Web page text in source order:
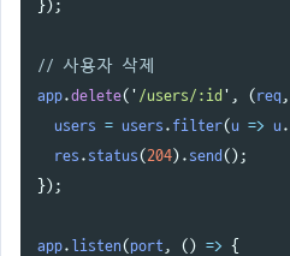
});
// 사용자 삭제
app.delete( ' /users/:id ' , ( req ,
users = users . filter(u => u .
res .status( 204).send ();
});
app. listen( port , () => {